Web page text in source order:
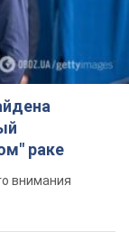
раке
внимания